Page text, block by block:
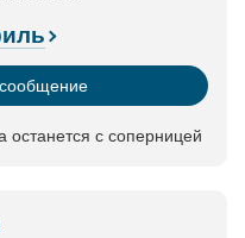
с соперницей